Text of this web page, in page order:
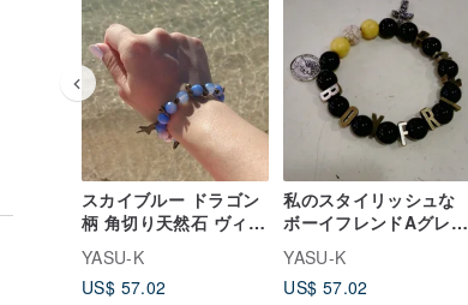
スカイブルー ドラゴン
柄 角切り天然石 ヴィン
テージレターブレスレ
ット
YASU-K
US$ 57.02
私のスタイリッシュな
ボーイフレンドAグレー
ドブラックオニキスヴ
ィンテージレターブレ
スレット
YASU-K
US$ 57.02